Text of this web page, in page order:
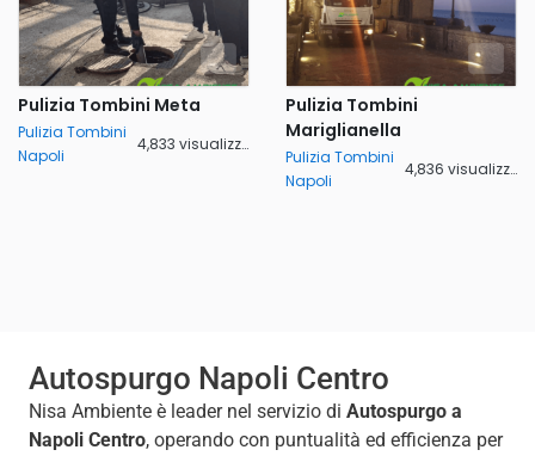
Pulizia Tombini Meta
Pulizia Tombini
Napoli
4,833 visualizzazioni
Pulizia Tombini
Mariglianella
Pulizia Tombini
Napoli
4,836 visualizzazioni
Autospurgo Napoli Centro
Nisa Ambiente è leader nel servizio di Autospurgo a
Napoli Centro, operando con puntualità ed efficienza per